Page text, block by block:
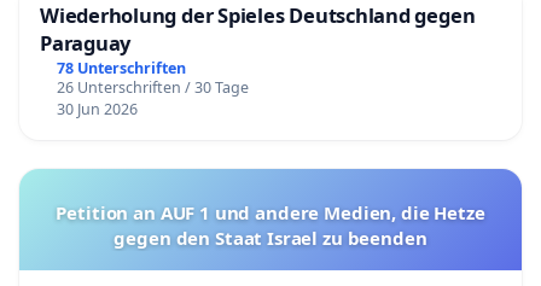
Wiederholung der Spieles Deutschland gegen
Paraguay
78 Unterschriften
26 Unterschriften / 30 Tage
30 Jun 2026
Petition an AUF 1 und andere Medien, die Hetze
gegen den Staat Israel zu beenden